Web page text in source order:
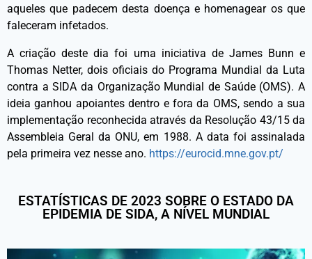
aqueles que padecem desta doença e homenagear os que
faleceram infetados.
A criação deste dia foi uma iniciativa de James Bunn e
Thomas Netter, dois oficiais do Programa Mundial da Luta
contra a SIDA da Organização Mundial de Saúde (OMS). A
ideia ganhou apoiantes dentro e fora da OMS, sendo a sua
implementação reconhecida através da Resolução 43/15 da
Assembleia Geral da ONU, em 1988. A data foi assinalada
pela primeira vez nesse ano. https://eurocid.mne.gov.pt/
ESTATÍSTICAS DE 2023 SOBRE O ESTADO DA
EPIDEMIA DE SIDA, A NÍVEL MUNDIAL